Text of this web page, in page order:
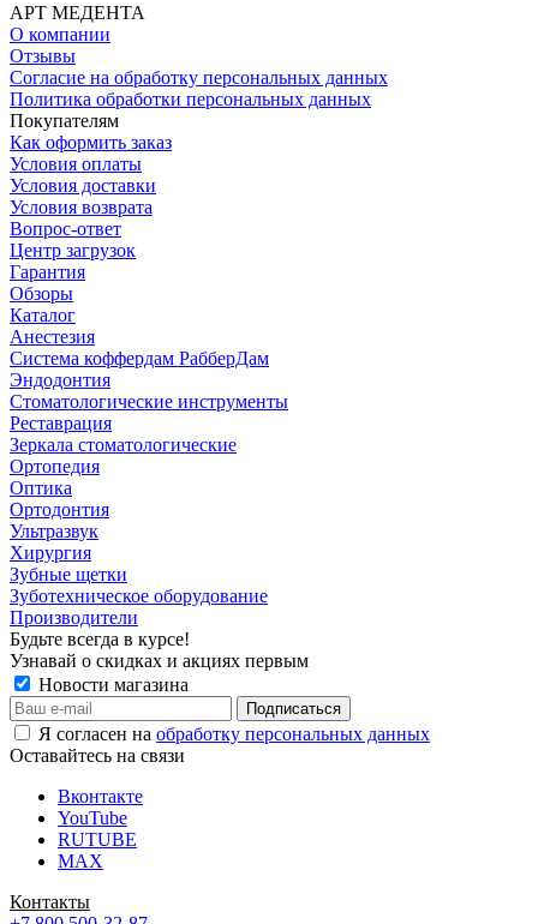
АРТ МЕДЕНТА
О компании
Отзывы
Согласие на обработку персональных данных
Политика обработки персональных данных
Покупателям
Как оформить заказ
Условия оплаты
Условия доставки
Условия возврата
Вопрос-ответ
Центр загрузок
Гарантия
Обзоры
Каталог
Анестезия
Система коффердам РабберДам
Эндодонтия
Стоматологические инструменты
Реставрация
Зеркала стоматологические
Ортопедия
Оптика
Ортодонтия
Ультразвук
Хирургия
Зубные щетки
Зуботехническое оборудование
Производители
Будьте всегда в курсе!
Узнавай о скидках и акциях первым
Новости магазина
Я согласен на обработку персональных данных
Оставайтесь на связи
Вконтакте
YouTube
RUTUBE
MAX
Контакты